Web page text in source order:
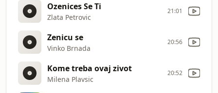
Ozenices Se Ti
Zlata Petrovic
21:01
Zenicu se
Vinko Brnada
20:56
Kome treba ovaj zivot
Milena Plavsic
20:52